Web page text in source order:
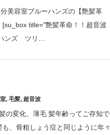
美容室ブルーハンズの【艶髪革
title="艶髪革命！！超音波
ンズ ツリ…
, 毛髪, 超音波
の変化、薄毛 髪年齢ってご存知で
、骨粗しょう症と同じように年々